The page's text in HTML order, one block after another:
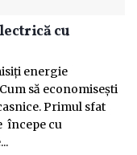
cu
energie
să economisești
Primul sfat
începe cu